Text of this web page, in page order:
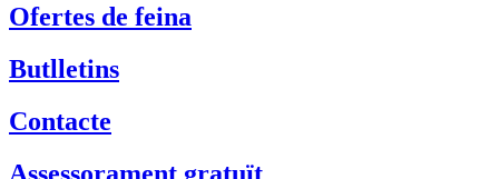
Ofertes de feina
Butlletins
Contacte
Assessorament gratuït